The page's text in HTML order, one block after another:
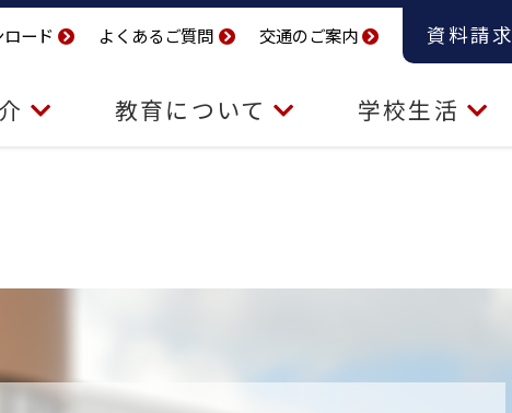
ード よくあるご質問 交通のご案内 資料請求
教育について 学校生活